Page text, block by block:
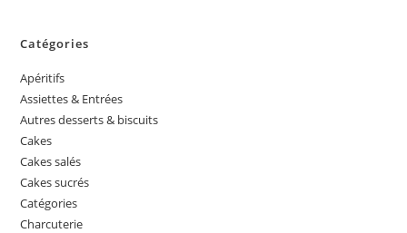
Catégories
Apéritifs
Assiettes & Entrées
Autres desserts & biscuits
Cakes
Cakes salés
Cakes sucrés
Catégories
Charcuterie